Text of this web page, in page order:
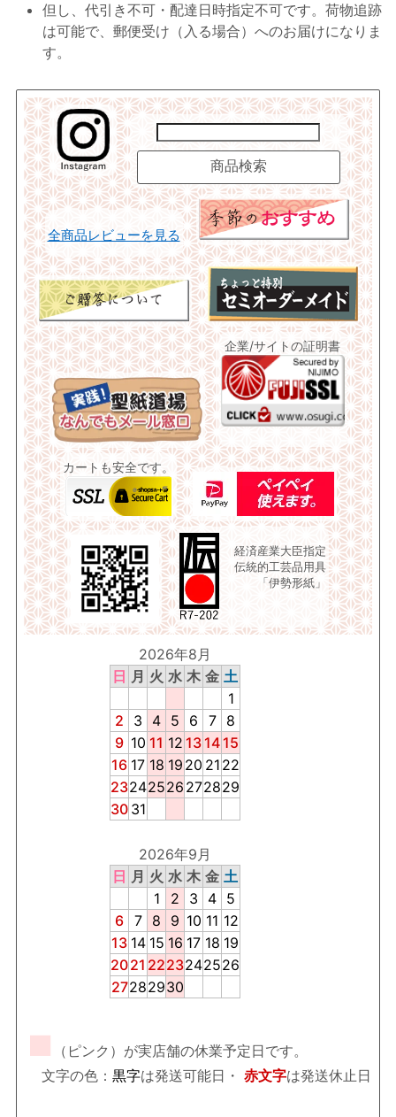
但し、代引き不可・配達日時指定不可です。荷物追跡
は可能で、郵便受け（入る場合）へのお届けになりま
す。
全商品レビューを見る
企業/サイトの証明書
カートも安全です。
経済産業大臣指定
伝統的工芸品用具
「伊勢形紙」
2026年8月
日 月 火 水 木 金 土
1
2
3 4 5 6 7
8
9 10 11 12 13 14 15
16 17 18 19 20 21 22
23242526 272829
30 31
2026年9月
日 月 火 水 木 金 土
1
2 3 4 5
6 7 8 9 10 11 12
13 14 15 16 17 18 19
2021 2223242526
27282930
■
（ピンク）が実店舗の休業予定日です。
文字の色： 黒字は発送可能日・ 赤文字は発送休止日